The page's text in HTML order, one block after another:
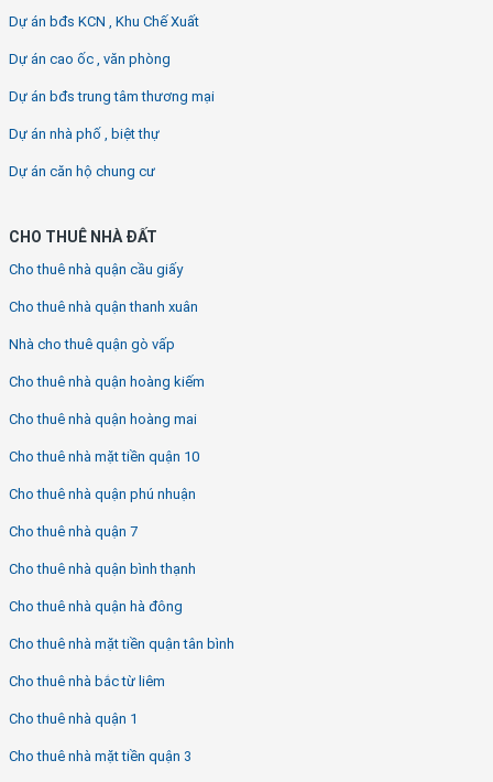
Dự án bđs KCN , Khu Chế Xuất
Dự án cao ốc , văn phòng
Dự án bđs trung tâm thương mại
Dự án nhà phố , biệt thự
Dự án căn hộ chung cư
CHO THUÊ NHÀ ĐẤT
Cho thuê nhà quận cầu giấy
Cho thuê nhà quận thanh xuân
Nhà cho thuê quận gò vấp
Cho thuê nhà quận hoàng kiếm
Cho thuê nhà quận hoàng mai
Cho thuê nhà mặt tiền quận 10
Cho thuê nhà quận phú nhuận
Cho thuê nhà quận 7
Cho thuê nhà quận bình thạnh
Cho thuê nhà quận hà đông
Cho thuê nhà mặt tiền quận tân bình
Cho thuê nhà bắc từ liêm
Cho thuê nhà quận 1
Cho thuê nhà mặt tiền quận 3